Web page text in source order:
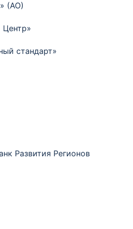
(АО)
стандарт»
Развития Регионов